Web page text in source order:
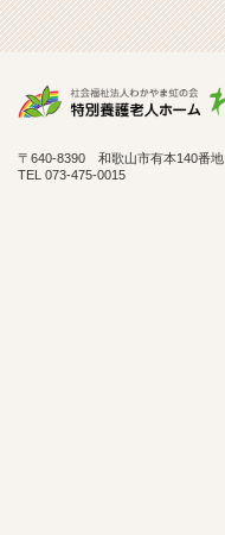
〒640-8390 和歌山市有本140番地
TEL 073-475-0015